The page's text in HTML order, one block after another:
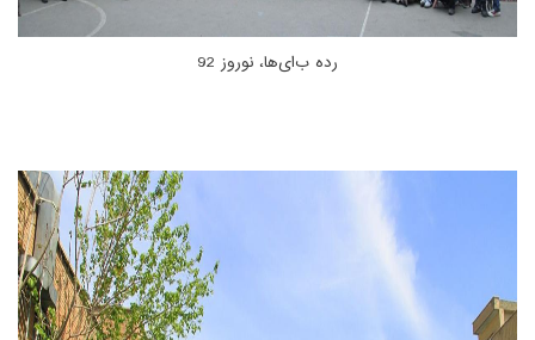
رده ب‌ای‌ها، نوروز 92